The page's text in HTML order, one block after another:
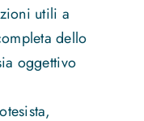
utili a
dello
oggettivo